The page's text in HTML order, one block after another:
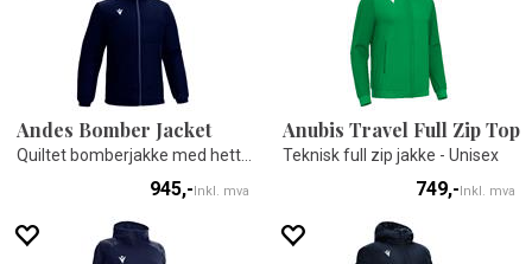
Andes Bomber Jacket
945,-Inkl. mva
Anubis Travel Full Zip Top
Teknisk full zip jakke - Unisex
749,-Inkl. mva